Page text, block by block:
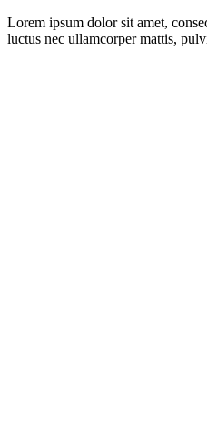
Lorem ipsum dolor sit amet,
luctus nec ullamcorper mattis,